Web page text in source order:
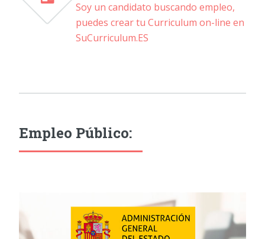
Soy un candidato buscando empleo,
puedes crear tu Curriculum on-line en
SuCurriculum.ES
Empleo Público: